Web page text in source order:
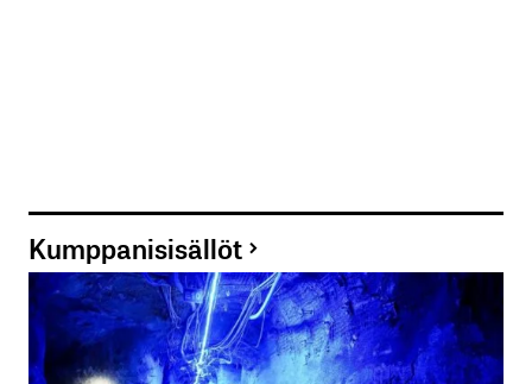
Kumppanisisällöt